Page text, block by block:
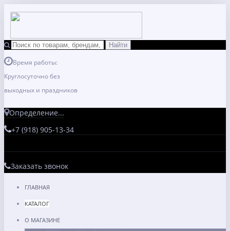
Время работы:
Круглосуточно без
выходных и праздников
Определение...
+7 (918) 905-13-34
Заказать звонок
ГЛАВНАЯ
КАТАЛОГ
О МАГАЗИНЕ